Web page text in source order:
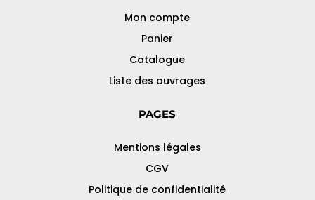
Mon compte
Panier
Catalogue
Liste des ouvrages
PAGES
Mentions légales
CGV
Politique de confidentialité